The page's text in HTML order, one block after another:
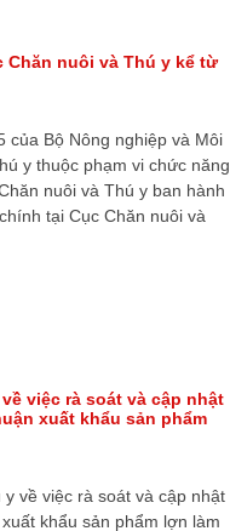
nuôi và Thú y kể từ
của Bộ Nông nghiệp và Môi
y thuộc phạm vi chức năng
nuôi và Thú y ban hành
tại Cục Chăn nuôi và
việc rà soát và cập nhật
xuất khẩu sản phẩm
về việc rà soát và cập nhật
khẩu sản phẩm lợn làm